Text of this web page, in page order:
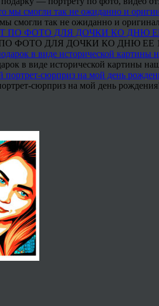
смогли так не ожиданно и
ФОТО ДЛЯ ДОЧКИ КО ДНЮ ЕЕ
в виде исторической картины
сюрприз на мой день